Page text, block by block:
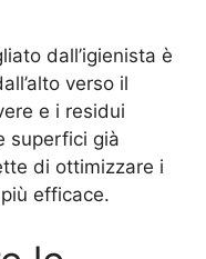
dall’igienista è
verso il
e i residui
superfici già
di ottimizzare i
efficace.